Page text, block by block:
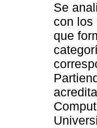
Se
con los
que